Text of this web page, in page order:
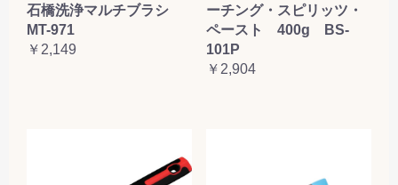
石橋洗浄マルチブラシ
MT-971
￥2,149
ーチング・スピリッツ・
ペースト 400g BS-
101P
￥2,904